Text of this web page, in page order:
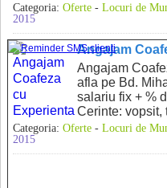
Categoria: Oferte - Locuri de
2015
Angajam
Angajam
afla pe Bd.
salariu fix + %
Cerinte: vopsit,
Categoria: Oferte - Locuri de
2015